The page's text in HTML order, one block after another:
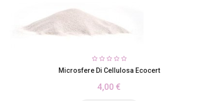
Microsfere Di Cellulosa Ecocert
4,00 €